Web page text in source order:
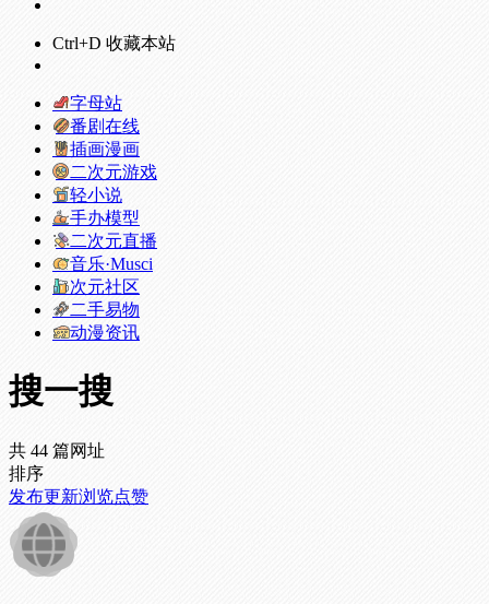
Ctrl+D 收藏本站
字母站
番剧在线
插画漫画
二次元游戏
轻小说
手办模型
二次元直播
音乐·Musci
次元社区
二手易物
动漫资讯
搜一搜
共 44 篇网址
排序
发布更新浏览点赞